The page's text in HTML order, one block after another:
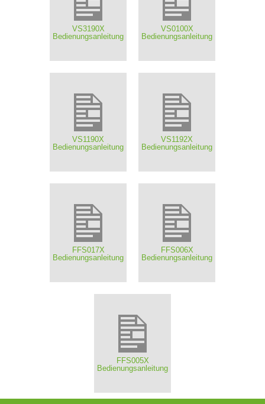
VS3190X
Bedienungsanleitung
VS0100X
Bedienungsanleitung
VS1190X
Bedienungsanleitung
VS1192X
Bedienungsanleitung
FFS017X
Bedienungsanleitung
FFS006X
Bedienungsanleitung
FFS005X
Bedienungsanleitung